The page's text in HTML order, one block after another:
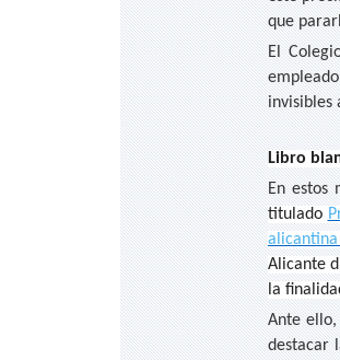
que
El
invisibles
Libro
En estos
titulado
alicantina
Alicante
la
Ante ello,
destacar